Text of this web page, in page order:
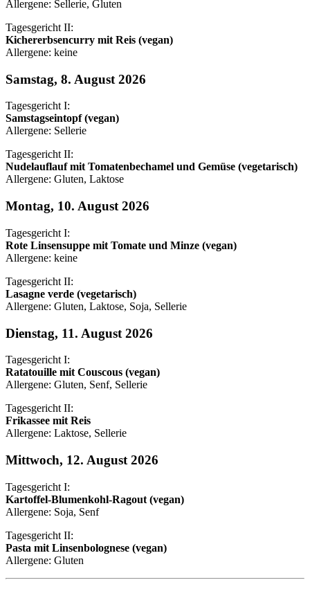
Allergene: Sellerie, Gluten
Tagesgericht II:
Kichererbsencurry mit Reis (vegan)
Allergene: keine
Samstag, 8. August 2026
Tagesgericht I:
Samstagseintopf (vegan)
Allergene: Sellerie
Tagesgericht II:
Nudelauflauf mit Tomatenbechamel und Gemüse (vegetarisch)
Allergene: Gluten, Laktose
Montag, 10. August 2026
Tagesgericht I:
Rote Linsensuppe mit Tomate und Minze (vegan)
Allergene: keine
Tagesgericht II:
Lasagne verde (vegetarisch)
Allergene: Gluten, Laktose, Soja, Sellerie
Dienstag, 11. August 2026
Tagesgericht I:
Ratatouille mit Couscous (vegan)
Allergene: Gluten, Senf, Sellerie
Tagesgericht II:
Frikassee mit Reis
Allergene: Laktose, Sellerie
Mittwoch, 12. August 2026
Tagesgericht I:
Kartoffel-Blumenkohl-Ragout (vegan)
Allergene: Soja, Senf
Tagesgericht II:
Pasta mit Linsenbolognese (vegan)
Allergene: Gluten